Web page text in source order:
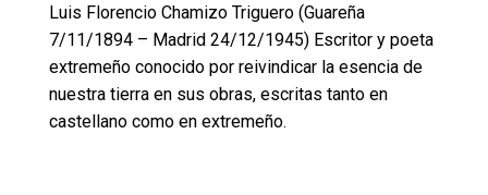
Luis Florencio Chamizo Triguero (Guareña
7/11/1894 – Madrid 24/12/1945) Escritor y poeta
extremeño conocido por reivindicar la esencia de
nuestra tierra en sus obras, escritas tanto en
castellano como en extremeño.